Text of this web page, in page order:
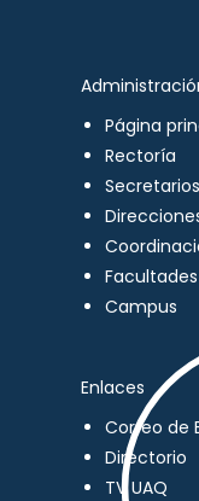
Página
Rectoría
Secretarios
Facultades
Campus
Enlaces
Correo de
Directorio
TV UAQ